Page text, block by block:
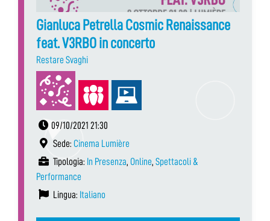
Gianluca Petrella Cosmic Renaissance
feat. V3RBO in concerto
Restare Svaghi
09/10/2021 21:30
Sede: Cinema Lumière
Tipologia: In Presenza, Online, Spettacoli &
Performance
Lingua: Italiano